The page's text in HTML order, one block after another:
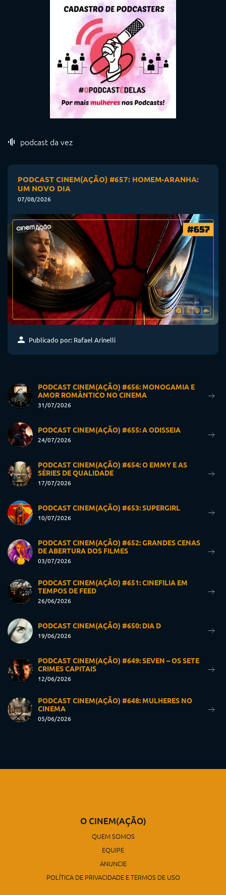
podcast da vez
PODCAST CINEM(AÇÃO) #657: HOMEM-ARANHA:
UM NOVO DIA
07/08/2026
Publicado por: Rafael Arinelli
PODCAST CINEM(AÇÃO) #656: MONOGAMIA E
AMOR ROMÂNTICO NO CINEMA
31/07/2026
PODCAST CINEM(AÇÃO) #655: A ODISSEIA
24/07/2026
PODCAST CINEM(AÇÃO) #654: O EMMY E AS
SÉRIES DE QUALIDADE
17/07/2026
PODCAST CINEM(AÇÃO) #653: SUPERGIRL
10/07/2026
PODCAST CINEM(AÇÃO) #652: GRANDES CENAS
DE ABERTURA DOS FILMES
03/07/2026
PODCAST CINEM(AÇÃO) #651: CINEFILIA EM
TEMPOS DE FEED
26/06/2026
PODCAST CINEM(AÇÃO) #650: DIA D
19/06/2026
PODCAST CINEM(AÇÃO) #649: SEVEN – OS SETE
CRIMES CAPITAIS
12/06/2026
PODCAST CINEM(AÇÃO) #648: MULHERES NO
CINEMA
05/06/2026
O CINEM(AÇÃO)
QUEM SOMOS
EQUIPE
ANUNCIE
POLÍTICA DE PRIVACIDADE E TERMOS DE USO